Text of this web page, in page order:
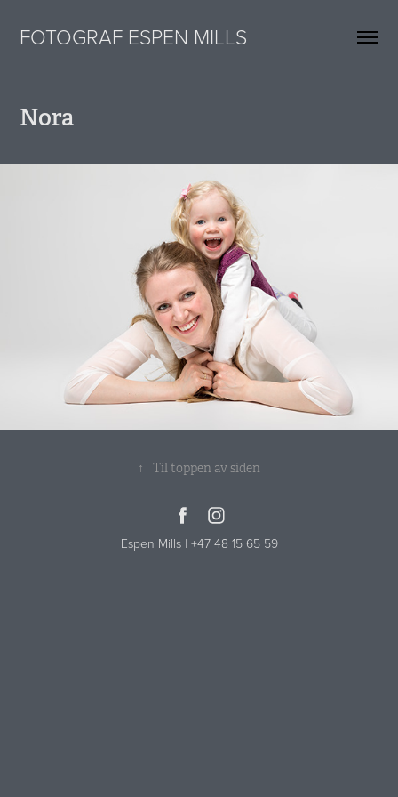
FOTOGRAF ESPEN MILLS
Nora
↑ Til toppen av siden
Espen Mills | +47 48 15 65 59